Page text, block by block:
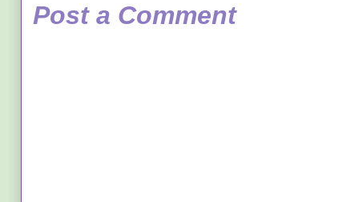
Post a Comment